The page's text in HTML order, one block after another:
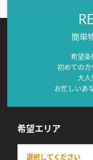
簡単
希望条
初めての
大人
お忙しいあ
希望エリア